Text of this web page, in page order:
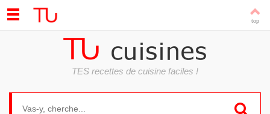
TES recettes de cuisine faciles !